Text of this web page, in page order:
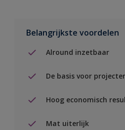
Belangrijkste voordelen
Alround inzetbaar
De basis voor
Hoog economisch
Mat uiterlijk